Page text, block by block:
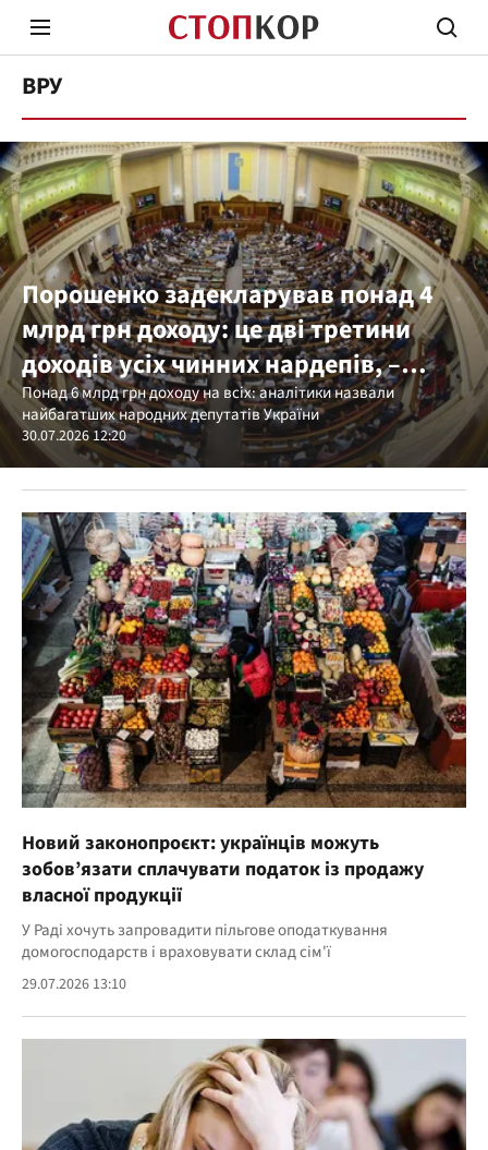
Стоп Політичній Корупції
Політика
ВРУ
Порошенко задекларував понад 4
млрд грн доходу: це дві третини
доходів усіх чинних нардепів, –
YouControl
Понад 6 млрд грн доходу на всіх: аналітики назвали
найбагатших народних депутатів України
30.07.2026 12:20
Новий законопроєкт: українців можуть
зобов’язати сплачувати податок із продажу
власної продукції
У Раді хочуть запровадити пільгове оподаткування
домогосподарств і враховувати склад сім'ї
29.07.2026 13:10